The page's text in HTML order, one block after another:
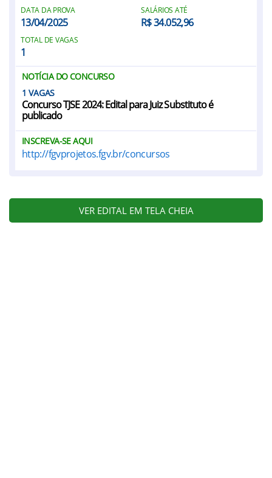
DATA DA PROVA
13/04/2025
SALÁRIOS ATÉ
R$ 34.052,96
TOTAL DE VAGAS
1
NOTÍCIA DO CONCURSO
1
Concurso TJSE 2024: Edital para Juiz Substituto é
publicado
INSCREVA-SE AQUI
http://fgvprojetos.fgv.br/concursos
VER EDITAL EM TELA CHEIA